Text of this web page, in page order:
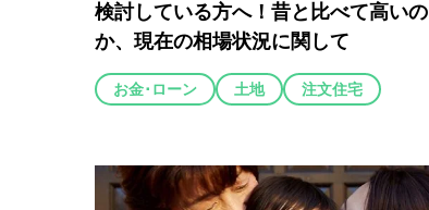
検討している方へ！昔と比べて高いの
か、現在の相場状況に関して
お金･ローン 土地 注文住宅